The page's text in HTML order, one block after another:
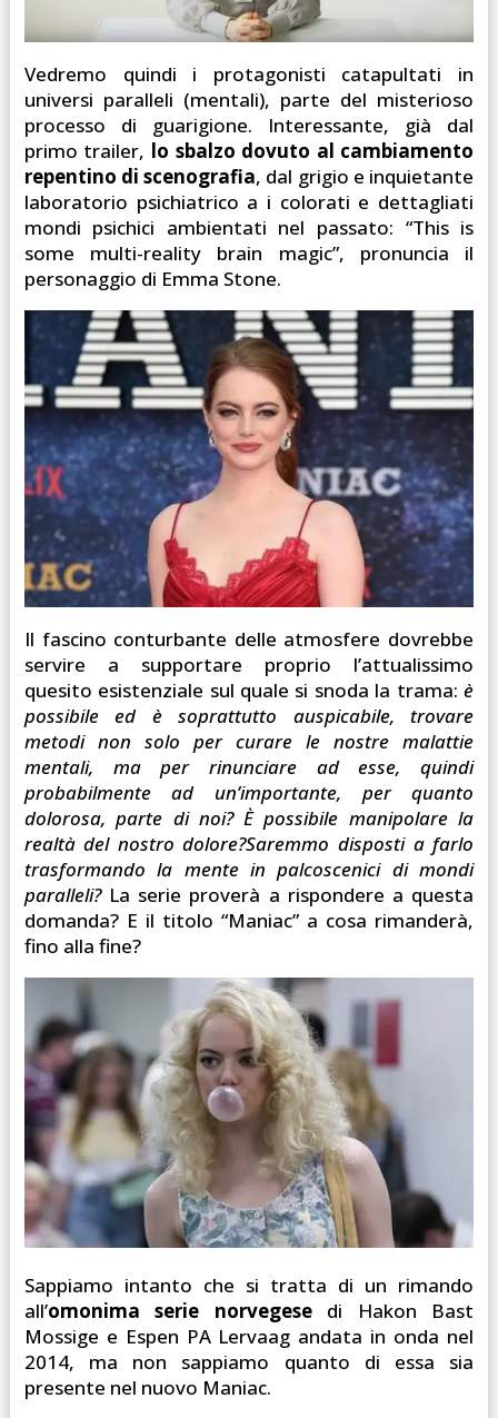
Vedremo quindi i protagonisti catapultati in
universi paralleli (mentali), parte del misterioso
processo di guarigione. Interessante, già dal
primo trailer, lo sbalzo dovuto al cambiamento
repentino di scenografia, dal grigio e inquietante
laboratorio psichiatrico a i colorati e dettagliati
mondi psichici ambientati nel passato: “This is
some multi-reality brain magic”, pronuncia il
personaggio di Emma Stone.
Il fascino conturbante delle atmosfere dovrebbe
servire a supportare proprio l’attualissimo
quesito esistenziale sul quale si snoda la trama:è
possibile ed è soprattutto auspicabile, trovare
metodi non solo per curare le nostre malattie
mentali, ma per rinunciare ad esse, quindi
probabilmente ad un’importante, per quanto
dolorosa, parte di noi? È possibile manipolare la
realtà del nostro dolore?Saremmo disposti a farlo
trasformando la mente in palcoscenici di mondi
paralleli? La serie proverà a rispondere a questa
domanda? E il titolo “Maniac” a cosa rimanderà,
fino alla fine?
Sappiamo intanto che si tratta di un rimando
all’omonima serie norvegesedi Hakon Bast
Mossige e Espen PA Lervaag andata in onda nel
2014, ma non sappiamo quanto di essa sia
presente nel nuovo Maniac.